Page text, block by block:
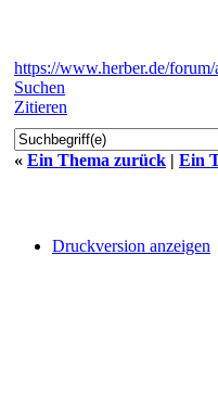
https://www.herber.de/
Suchen
Zitieren
« Ein Thema zurück | Ein
Druckversion anzeigen